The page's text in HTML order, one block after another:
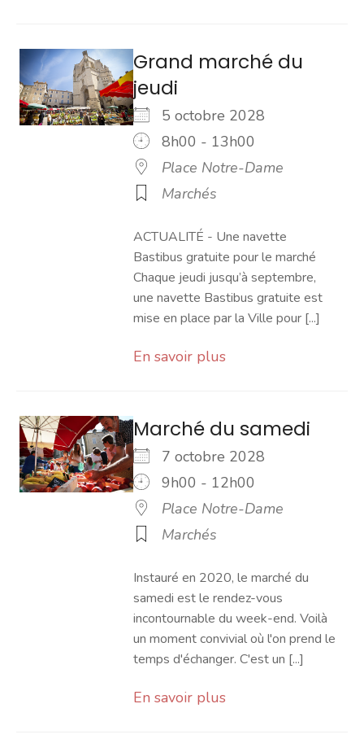
Grand marché du
jeudi
5 octobre 2028
8h00 - 13h00
Place Notre-Dame
Marchés
ACTUALITÉ - Une navette
Bastibus gratuite pour le marché
Chaque jeudi jusqu’à septembre,
une navette Bastibus gratuite est
mise en place par la Ville pour [...]
En savoir plus
Marché du samedi
7 octobre 2028
9h00 - 12h00
Place Notre-Dame
Marchés
Instauré en 2020, le marché du
samedi est le rendez-vous
incontournable du week-end. Voilà
un moment convivial où l'on prend le
temps d'échanger. C'est un [...]
En savoir plus